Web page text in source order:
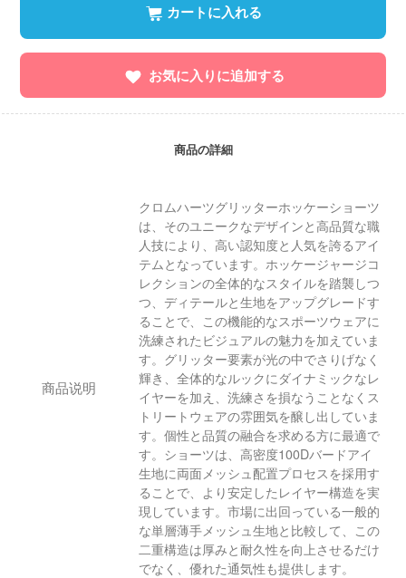
カートに入れる
お気に入りに追加する
商品の詳細
商品说明
クロムハーツグリッターホッケーショーツ
は、そのユニークなデザインと高品質な職
人技により、高い認知度と人気を誇るアイ
テムとなっています。ホッケージャージコ
レクションの全体的なスタイルを踏襲しつ
つ、ディテールと生地をアップグレードす
ることで、この機能的なスポーツウェアに
洗練されたビジュアルの魅力を加えていま
す。グリッター要素が光の中でさりげなく
輝き、全体的なルックにダイナミックなレ
イヤーを加え、洗練さを損なうことなくス
トリートウェアの雰囲気を醸し出していま
す。個性と品質の融合を求める方に最適で
す。ショーツは、高密度100Dバードアイ
生地に両面メッシュ配置プロセスを採用す
ることで、より安定したレイヤー構造を実
現しています。市場に出回っている一般的
な単層薄手メッシュ生地と比較して、この
二重構造は厚みと耐久性を向上させるだけ
でなく、優れた通気性も提供します。